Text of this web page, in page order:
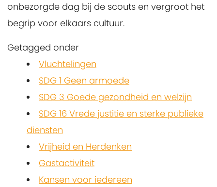
onbezorgde dag bij de scouts en vergroot het
begrip voor elkaars cultuur.
Getagged onder
Vluchtelingen
SDG 1 Geen armoede
SDG 3 Goede gezondheid en welzijn
SDG 16 Vrede justitie en sterke publieke
diensten
Vrijheid en Herdenken
Gastactiviteit
Kansen voor iedereen